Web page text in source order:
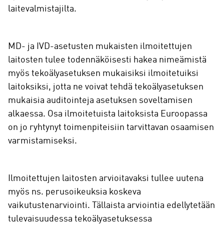
laitevalmistajilta.
MD- ja IVD-asetusten mukaisten ilmoitettujen
laitosten tulee todennäköisesti hakea nimeämistä
myös tekoälyasetuksen mukaisiksi ilmoitetuiksi
laitoksiksi, jotta ne voivat tehdä tekoälyasetuksen
mukaisia auditointeja asetuksen soveltamisen
alkaessa. Osa ilmoitetuista laitoksista Euroopassa
on jo ryhtynyt toimenpiteisiin tarvittavan osaamisen
varmistamiseksi.
Ilmoitettujen laitosten arvioitavaksi tullee uutena
myös ns. perusoikeuksia koskeva
vaikutustenarviointi. Tällaista arviointia edellytetään
tulevaisuudessa tekoälyasetuksessa